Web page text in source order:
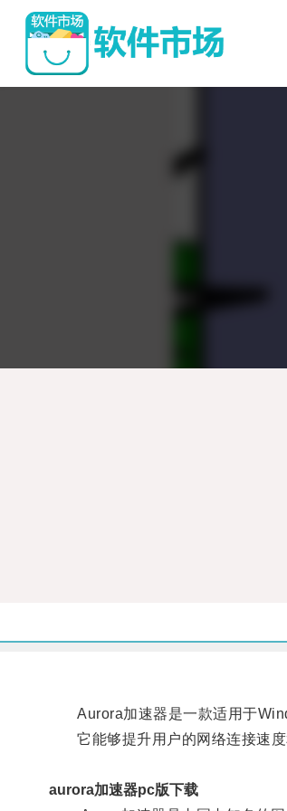
Aurora加速器是一款适用于
它能够提升用户的网络连接速度
aurora加速器pc版下载